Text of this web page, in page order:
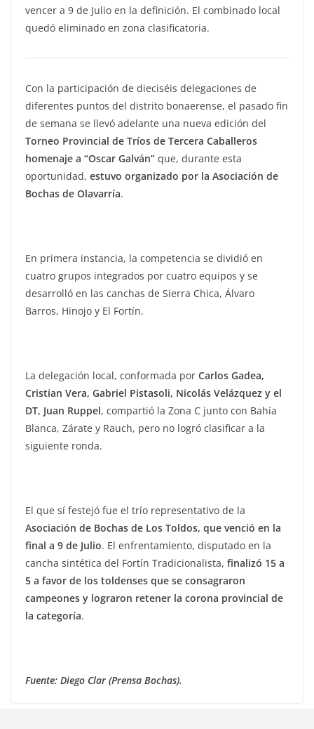
vencer a 9 de Julio en la definición. El combinado local
quedó eliminado en zona clasificatoria.
Con la participación de dieciséis delegaciones de
diferentes puntos del distrito bonaerense, el pasado fin
de semana se llevó adelante una nueva edición del
Torneo Provincial de Tríos de Tercera Caballeros
homenaje a “Oscar Galván” que, durante esta
oportunidad, estuvo organizado por la Asociación de
Bochas de Olavarría.
En primera instancia, la competencia se dividió en
cuatro grupos integrados por cuatro equipos y se
desarrolló en las canchas de Sierra Chica, Álvaro
Barros, Hinojo y El Fortín.
La delegación local, conformada por Carlos Gadea,
Cristian Vera, Gabriel Pistasoli, Nicolás Velázquez y el
DT, Juan Ruppel, compartió la Zona C junto con Bahía
Blanca, Zárate y Rauch, pero no logró clasificar a la
siguiente ronda.
El que sí festejó fue el trío representativo de la
Asociación de Bochas de Los Toldos, que venció en la
final a 9 de Julio. El enfrentamiento, disputado en la
cancha sintética del Fortín Tradicionalista, finalizó 15 a
5 a favor de los toldenses que se consagraron
campeones y lograron retener la corona provincial de
la categoría.
Fuente: Diego Clar (Prensa Bochas).